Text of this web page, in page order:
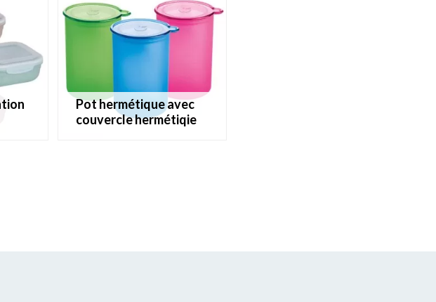
pot hermétique avec
couvercle hermétiqie